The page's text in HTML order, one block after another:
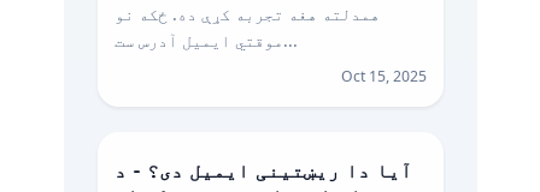
همدلته هغه تجربه کړې ده. ځکه نو
موقتي ایمیل آدرس ست...
Oct 15, 2025
آیا دا ریښتینی ایمیل دی؟ - د